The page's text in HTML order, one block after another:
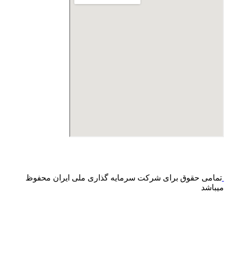
تمامی حقوق برای شرکت سرمایه گذاری ملی ایران محفوظ
میباشد